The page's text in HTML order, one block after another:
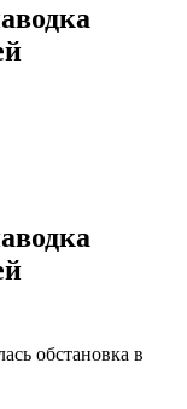
обстановка в